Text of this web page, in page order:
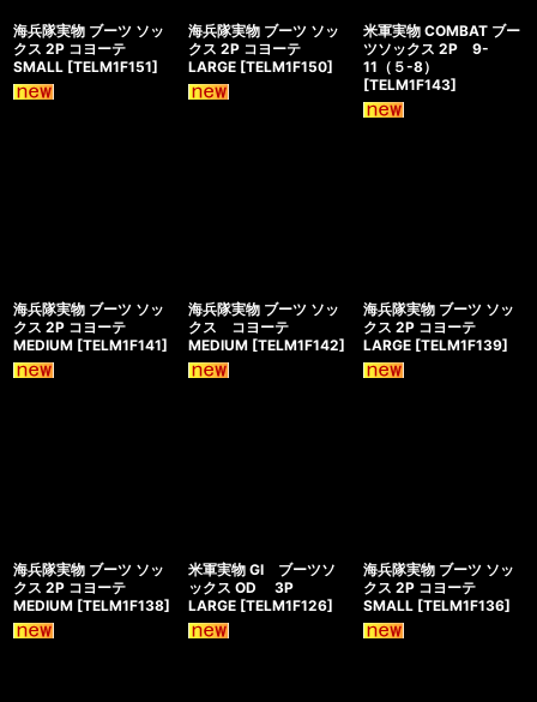
海兵隊実物 ブーツ ソッ
クス 2P コヨーテ
SMALL [TELM1F151]
海兵隊実物 ブーツ ソッ
クス 2P コヨーテ
LARGE [TELM1F150]
米軍実物 COMBAT ブー
ツソックス 2P 9-
11（５-8）
[TELM1F143]
海兵隊実物 ブーツ ソッ
クス 2P コヨーテ
MEDIUM [TELM1F141]
海兵隊実物 ブーツ ソッ
クス コヨーテ
MEDIUM [TELM1F142]
海兵隊実物 ブーツ ソッ
クス 2P コヨーテ
LARGE [TELM1F139]
海兵隊実物 ブーツ ソッ
クス 2P コヨーテ
MEDIUM [TELM1F138]
米軍実物 GI ブーツソ
ックス OD 3P
LARGE [TELM1F126]
海兵隊実物 ブーツ ソッ
クス 2P コヨーテ
SMALL [TELM1F136]